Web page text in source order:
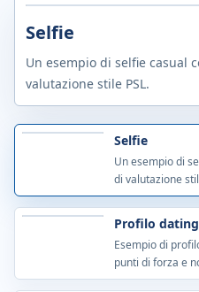
Selfie
Un esempio di selfie casual
valutazione stile PSL.
Selfie
Un esempio di
di valutazione
Profilo dating
Esempio di
punti di forza e